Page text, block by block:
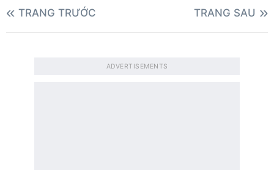
TRANG TRƯỚC TRANG SAU
ADVERTISEMENTS